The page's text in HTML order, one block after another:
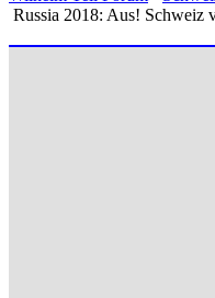
Russia 2018: Aus! Schweiz